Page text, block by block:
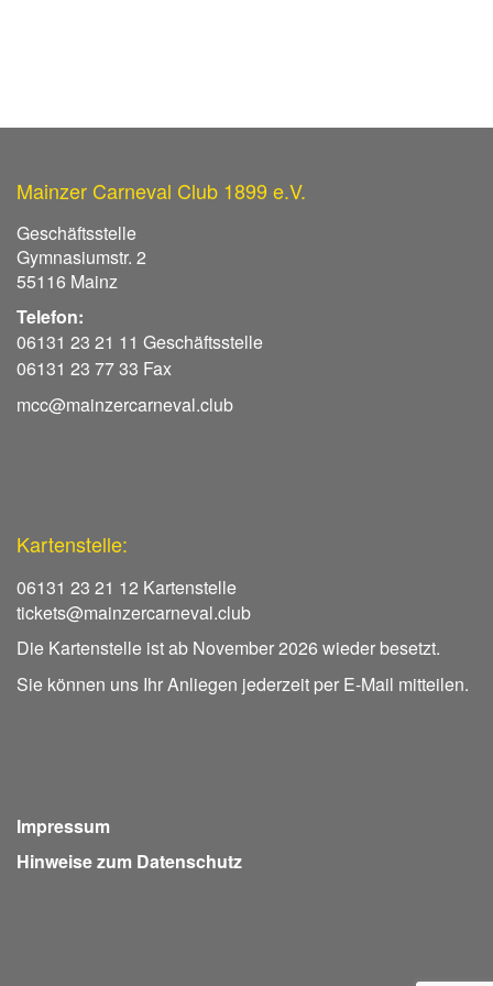
Mainzer Carneval Club 1899 e.V.
Geschäftsstelle
Gymnasiumstr. 2
55116 Mainz
Telefon:
06131 23 21 11 Geschäftsstelle
06131 23 77 33 Fax
mcc@mainzercarneval.club
Kartenstelle:
06131 23 21 12 Kartenstelle
tickets@mainzercarneval.club
Die Kartenstelle ist ab November 2026 wieder besetzt.
Sie können uns Ihr Anliegen jederzeit per E-Mail mitteilen.
Impressum
Hinweise zum Datenschutz